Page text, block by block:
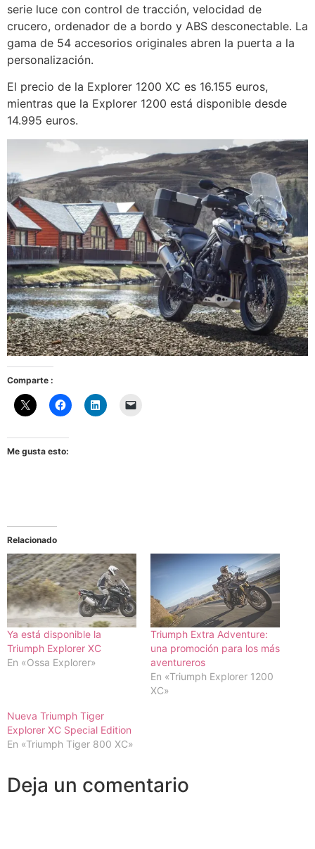
serie luce con control de tracción, velocidad de
crucero, ordenador de a bordo y ABS desconectable. La
gama de 54 accesorios originales abren la puerta a la
personalización.
El precio de la Explorer 1200 XC es 16.155 euros,
mientras que la Explorer 1200 está disponible desde
14.995 euros.
Comparte :
Me gusta esto:
Relacionado
Ya está disponible la
Triumph Explorer XC
En «Ossa Explorer»
Triumph Extra Adventure:
una promoción para los más
aventureros
En «Triumph Explorer 1200
XC»
Nueva Triumph Tiger
Explorer XC Special Edition
En «Triumph Tiger 800 XC»
Deja un comentario